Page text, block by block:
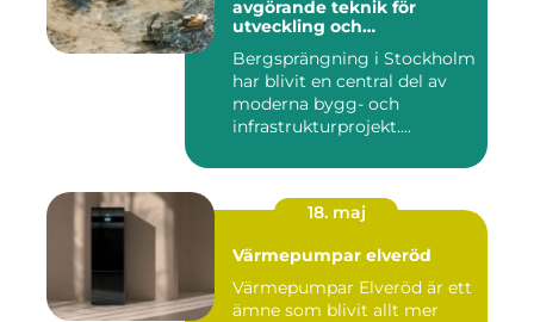
avgörande teknik för
utveckling och
Bergsprängning i Stockholm
har blivit en central del av
moderna bygg- och
infrastrukturprojekt....
18. maj
Värmepumpar elveröd
Värmepumpar Elveröd är ett
ämne som blivit allt mer